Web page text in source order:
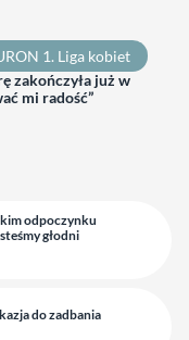
1. Liga kobiet
zakończyła już w
mi radość”
odpoczynku
głodni
do zadbania